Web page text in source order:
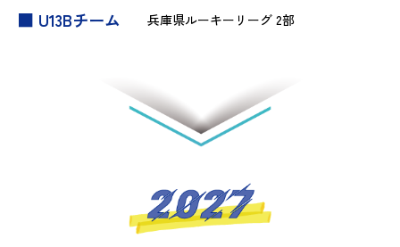
■ U13Bチーム 兵庫県ルーキーリーグ 2部